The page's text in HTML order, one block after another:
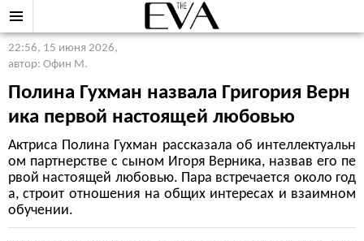
22:56, 15 июня 2026,
автор: Офин М.
Полина Гухман назвала Григория Верн
ика первой настоящей любовью
Актриса Полина Гухман рассказала об интеллектуальн
ом партнерстве с сыном Игоря Верника, назвав его пе
рвой настоящей любовью. Пара встречается около год
а, строит отношения на общих интересах и взаимном
обучении.